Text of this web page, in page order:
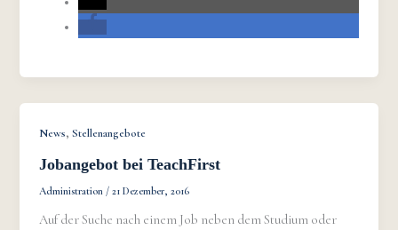
News,Stellenangebote
Jobangebot bei TeachFirst
Administration /21 Dezember, 2016
Auf der Suche nach einem Job neben dem Studium oder